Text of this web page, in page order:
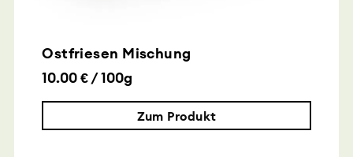
Ostfriesen Mischung
10.00 € / 100g
Zum Produkt